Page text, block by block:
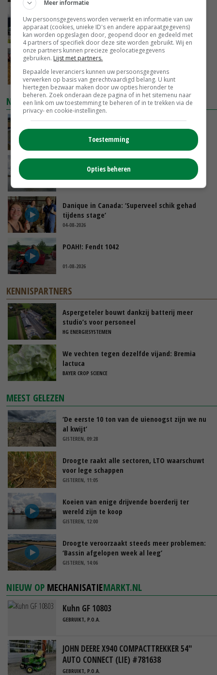
Gemiddelde Europese melkprijs daalt licht in
juni
GISTEREN, 17:04
Frans onderzoekcentrum bestrijkt hele
varkensvleesketen
GISTEREN, 15:29
NIEUWSTE VIDEO'S
Droogte veroorzaakt steeds meer problemen:
GISTEREN, 14:06
Koeien van enige drijvende boerderij ter
wereld zijn te koop
Danique in Canada: ‘Superveel schik gehad
tijdens stage’
04-08-2026
POAH!: Fendt 1042
01-08-2026
KENNISPARTNERS
Aspergeteler bouwt dankzij batterij meer
studio’s voor personeel
HG ENERGIESYSTEMEN
We vechten tegen dezelfde vijand: Bremia
lactuca
BAYER CROP SCIENCE
MEEST GELEZEN
‘De eerste 10 ton van de uienoogst zijn we nu
al kwijt’
GISTEREN, 09:28
Droogte raakt alle sectoren, LTO waarschuwt
voor lege schappen
GISTEREN, 11:05
Koeien van enige drijvende boerderij ter
wereld zijn te koop
GISTEREN, 12:00
Droogte veroorzaakt steeds meer problemen:
‘Bassin afgelopen week al leeg’
GISTEREN, 14:06
NIEUW OP MECHANISATIEMARKT.NL
Kuhn GF 10803
GEBRUIKT, P.O.A.
JOHN DEERE X940 COMPACTTREKKER 54"
AUTO CONNECT (LIE) #781638
GEBRUIKT, P.O.A.
Meer informatie
Uw persoonsgegevens worden verwerkt en informatie van uw
apparaat (cookies, unieke ID's en andere apparaatgegevens)
kan worden opgeslagen door, geopend door en gedeeld met
4 partners of specifiek door deze site worden gebruikt. Wij en
onze partners kunnen precieze geolocatiegegevens
gebruiken. Lijst met partners.
Bepaalde leveranciers kunnen uw persoonsgegevens
verwerken op basis van gerechtvaardigd belang. U kunt
hiertegen bezwaar maken door uw opties hieronder te
beheren. Zoek onderaan deze pagina of in het sitemenu naar
een link om uw toestemming te beheren of in te trekken via de
privacy- en cookie-instellingen.
Toestemming
Opties beheren